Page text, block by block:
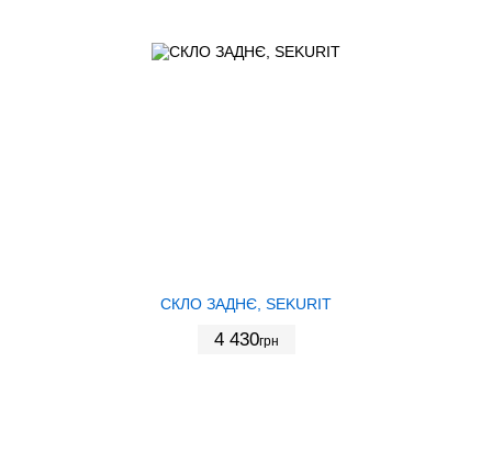
СКЛО ЗАДНЄ, SEKURIT
4 430грн